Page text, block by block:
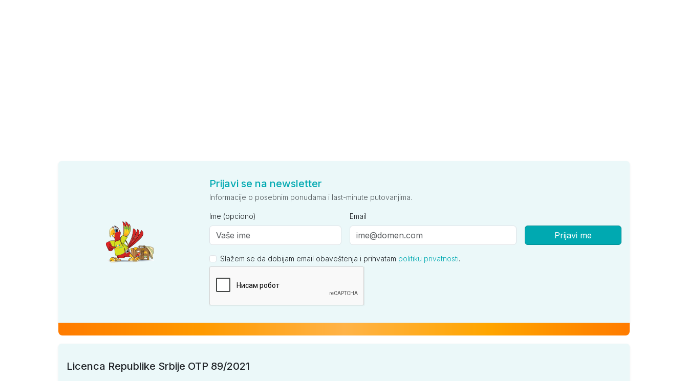
Prijavi se na newsletter
Informacije o posebnim ponudama i last-minute putovanjima.
Ime (opciono) Email
Prijavi me
Slažem se da dobijam email obaveštenja i prihvatam politiku privatnosti.
Licenca Republike Srbije OTP 89/2021